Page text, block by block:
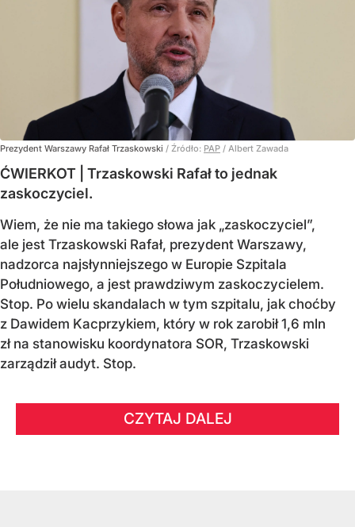
Prezydent Warszawy Rafał Trzaskowski / Źródło: PAP / Albert Zawada
ĆWIERKOT | Trzaskowski Rafał to jednak
zaskoczyciel.
Wiem, że nie ma takiego słowa jak „zaskoczyciel”,
ale jest Trzaskowski Rafał, prezydent Warszawy,
nadzorca najsłynniejszego w Europie Szpitala
Południowego, a jest prawdziwym zaskoczycielem.
Stop. Po wielu skandalach w tym szpitalu, jak choćby
z Dawidem Kacprzykiem, który w rok zarobił 1,6 mln
zł na stanowisku koordynatora SOR, Trzaskowski
zarządził audyt. Stop.
CZYTAJ DALEJ